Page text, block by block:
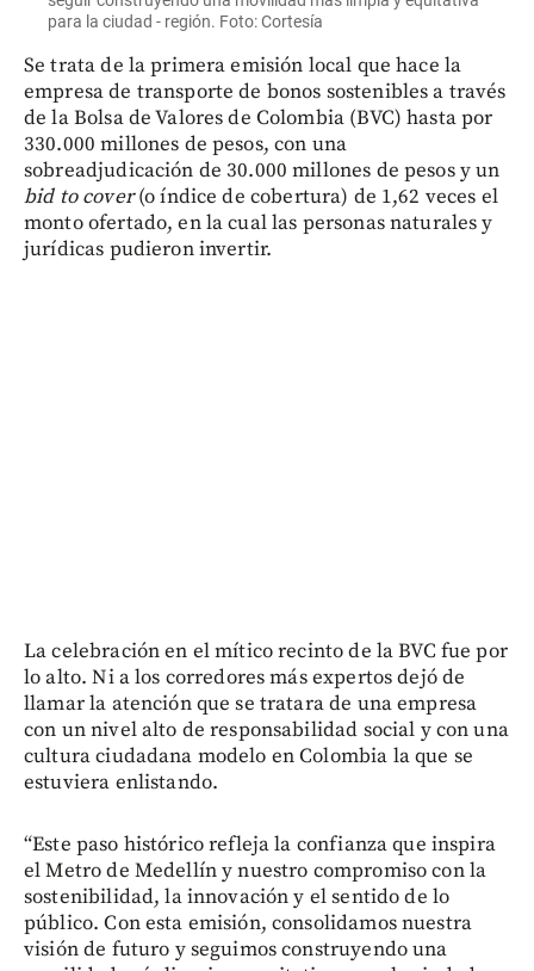
para la ciudad - región. Foto: Cortesía
Se trata de la primera emisión local que hace la
empresa de transporte de bonos sostenibles a través
de la Bolsa de Valores de Colombia (BVC) hasta por
330.000 millones de pesos, con una
sobreadjudicación de 30.000 millones de pesos y un
bid to cover(o índice de cobertura) de 1,62 veces el
monto ofertado, en la cual las personas naturales y
jurídicas pudieron invertir.
La celebración en el mítico recinto de la BVC fue por
lo alto. Ni a los corredores más expertos dejó de
llamar la atención que se tratara de una empresa
con un nivel alto de responsabilidad social y con una
cultura ciudadana modelo en Colombia la que se
estuviera enlistando.
“Este paso histórico refleja la confianza que inspira
el Metro de Medellín y nuestro compromiso con la
sostenibilidad, la innovación y el sentido de lo
público. Con esta emisión, consolidamos nuestra
visión de futuro y seguimos construyendo una